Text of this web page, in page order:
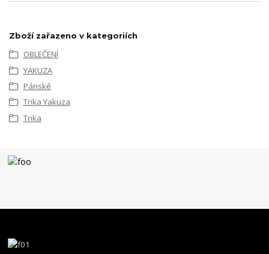
Zboží zařazeno v kategoriích
OBLEČENÍ
YAKUZA
Pánské
Trika Yakuza
Trika